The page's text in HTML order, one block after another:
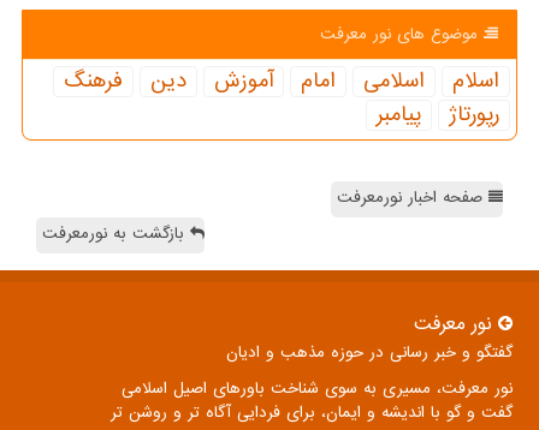
موضوع های نور معرفت
اسلام اسلامی امام آموزش دین
فرهنگ
رپورتاژ
پیامبر
صفحه اخبار نورمعرفت
بازگشت به نورمعرفت
نور معرفت
گفتگو و خبر رسانی در حوزه مذهب و ادیان
نور معرفت، مسیری به سوی شناخت باورهای اصیل اسلامی
گفت و گو با اندیشه و ایمان، برای فردایی آگاه تر و روشن تر